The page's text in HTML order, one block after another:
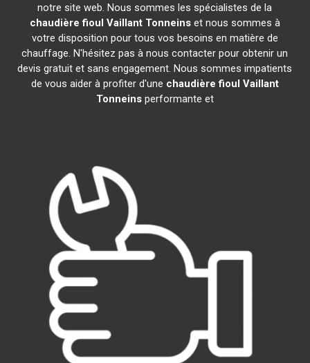
notre site web. Nous sommes les spécialistes de la
chaudière fioul Vaillant Tonneinset nous sommes à
votre disposition pour tous vos besoins en matière de
chauffage. N'hésitez pas à nous contacter pour obtenir un
devis gratuit et sans engagement. Nous sommes impatients
de vous aider à profiter d'une chaudière fioul Vaillant
Tonneinsperformante et